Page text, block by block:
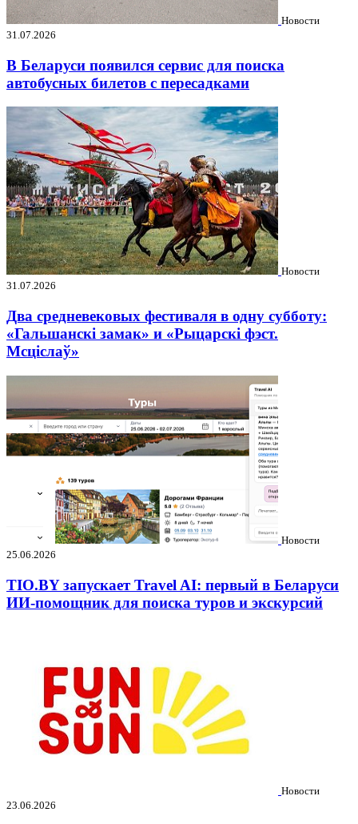
Новости
31.07.2026
В Беларуси появился сервис для поиска
автобусных билетов с пересадками
Новости
31.07.2026
Два средневековых фестиваля в одну субботу:
«Гальшанскі замак» и «Рыцарскі фэст.
Мсціслаў»
Новости
25.06.2026
TIO.BY запускает Travel AI: первый в Беларуси
ИИ-помощник для поиска туров и экскурсий
Новости
23.06.2026